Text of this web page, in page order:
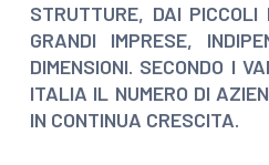
STRUTTURE, DAI PICCOLI
GRANDI IMPRESE,
DIMENSIONI. SECONDO I
ITALIA IL NUMERO DI
IN CONTINUA CRESCITA.